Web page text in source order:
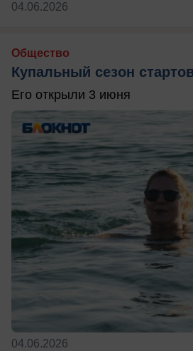
04.06.2026
Общество
Купальный сезон
Его открыли 3 июня
04.06.2026